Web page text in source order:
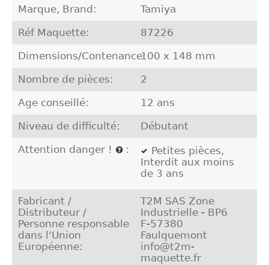
Marque, Brand: Tamiya
Réf Maquette: 87226
Dimensions/Contenance:100 x 148 mm
Nombre de pièces: 2
Age conseillé: 12 ans
Niveau de difficulté: Débutant
Attention danger ! :
Petites pièces,
Interdit aux moins
de 3 ans
Fabricant /
Distributeur /
Personne responsable
dans l'Union
Européenne:
T2M SAS Zone
Industrielle - BP6
F-57380
Faulquemont
info@t2m-
maquette.fr